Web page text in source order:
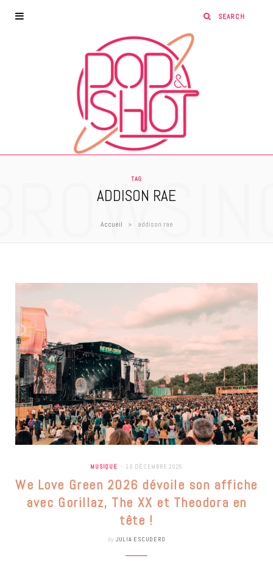
TAG
ADDISON RAE
Accueil » addison rae
MUSIQUE 10 DÉCEMBRE 2025
We Love Green 2026 dévoile son affiche
avec Gorillaz, The XX et Theodora en
tête !
by JULIA ESCUDERO